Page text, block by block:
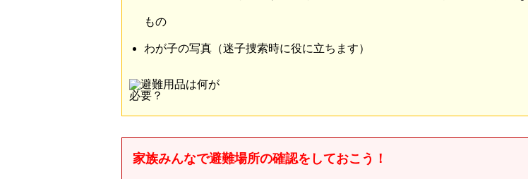
もの
わが子の写真（迷子捜索時に役に立ちます）
家族みんなで避難場所の確認をしておこう！